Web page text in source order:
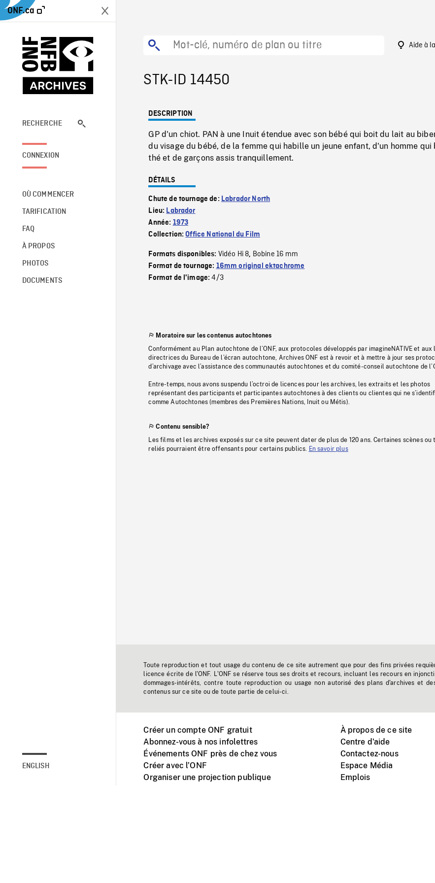
ONF.ca
RECHERCHE
CONNEXION
OÙ COMMENCER
TARIFICATION
FAQ
À PROPOS
PHOTOS
DOCUMENTS
ENGLISH
Aide à
STK-ID 14450
DESCRIPTION
GP d'un chiot. PAN à une Inuit étendue avec son bébé qui boit du lait au
du visage du bébé, de la femme qui habille un jeune enfant, d'un homme qui
thé et de garçons assis tranquillement.
DÉTAILS
Chute de tournage de: Labrador North
Lieu: Labrador
Année: 1973
Collection:Office National du Film
Formats disponibles: Vidéo Hi 8, Bobine 16 mm
Format de tournage: 16mm original ektachrome
Format de l'image:4/3
Moratoire sur les contenus autochtones
Conformément au Plan autochtone de l’ONF, aux protocoles développés par imagineNATIVE et aux
directrices du Bureau de l’écran autochtone, Archives ONF est à revoir et à mettre à jour ses
d’archivage avec l’assistance des communautés autochtones et du comité-conseil autochtone de
Entre-temps, nous avons suspendu l’octroi de licences pour les archives, les extraits et les photos
représentant des participants et participantes autochtones à des clients ou clientes qui ne
comme Autochtones (membres des Premières Nations, Inuit ou Métis).
Contenu sensible?
Les films et les archives exposés sur ce site peuvent dater de plus de 120 ans. Certaines scènes ou
reliés pourraient être offensants pour certains publics. En savoir plus
Toute reproduction et tout usage du contenu de ce site autrement que pour des fins privées
licence écrite de l'ONF. L'ONF se réserve tous ses droits et recours, incluant les recours en
dommages-intérêts, contre toute reproduction ou usage non autorisé des plans d'archives et
contenus sur ce site ou de toute partie de celui-ci.
Créer un compte ONF gratuit
Abonnez-vous à nos infolettres
Événements ONF près de chez vous
Créer avec l’ONF
Organiser une projection publique
À propos de ce site
Centre d'aide
Contactez-nous
Espace Média
Emplois